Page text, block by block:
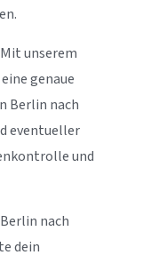
unserem
genaue
Berlin nach
eventueller
und
nach
dein